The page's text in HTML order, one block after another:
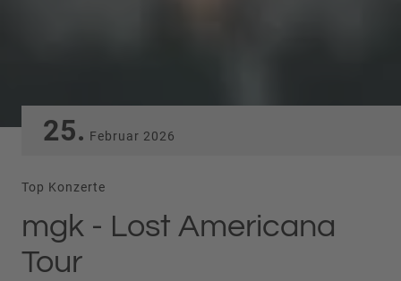
25. Februar 2026
Top Konzerte
mgk - Lost Americana
Tour